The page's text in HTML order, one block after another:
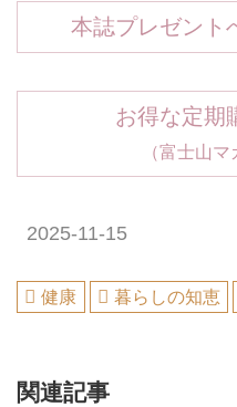
本誌プレゼント
お得な定期
（富士山マ
2025-11-15
健康 暮らしの知恵
関連記事